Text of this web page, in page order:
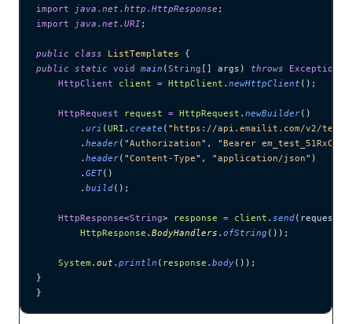
import java . net . http . HttpResponse ;
import java . net . URI;
public class ListTemplates {
public static void main (String [] args ) throws Exception
    HttpClient
client = HttpClient . newHttpClient () ;
    HttpRequest
request = HttpRequest . newBuilder()
        .
uri (URI . create ( " https://api.emailit.com/v2/
        .
header( "Authorization" , "Bearer
        .
header( "Content-Type" , "application/json" )
        .
GET()
        .
build() ;
    HttpResponse
<String> response = client . send( request,
        HttpResponse
. BodyHandlers . ofString ()) ;
    System
. out . println ( response . body()) ;
}
}